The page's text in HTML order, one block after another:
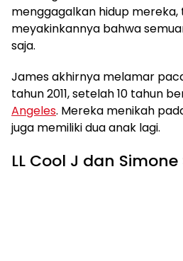
menggagalkan hidup
meyakinkannya bahwa
saja.
James akhirnya melamar
tahun 2011, setelah 10 tahun
Angeles. Mereka menikah
juga memiliki dua anak lagi.
LL Cool J dan